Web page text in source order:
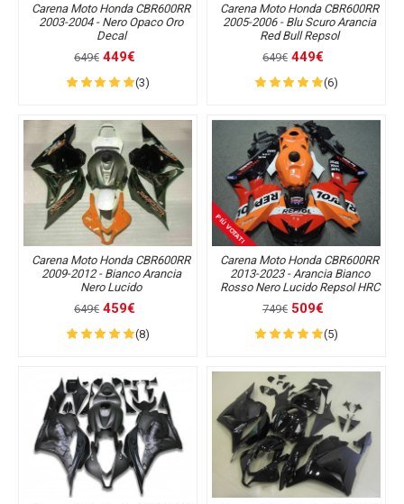
Carena Moto Honda CBR600RR
2003-2004 - Nero Opaco Oro
Decal
649€ 449€
(3)
Carena Moto Honda CBR600RR
2005-2006 - Blu Scuro Arancia
Red Bull Repsol
649€ 449€
(6)
Carena Moto Honda CBR600RR
2009-2012 - Bianco Arancia
Nero Lucido
649€ 459€
(8)
PIÙ VOTATI
Carena Moto Honda CBR600RR
2013-2023 - Arancia Bianco
Rosso Nero Lucido Repsol HRC
749€ 509€
(5)